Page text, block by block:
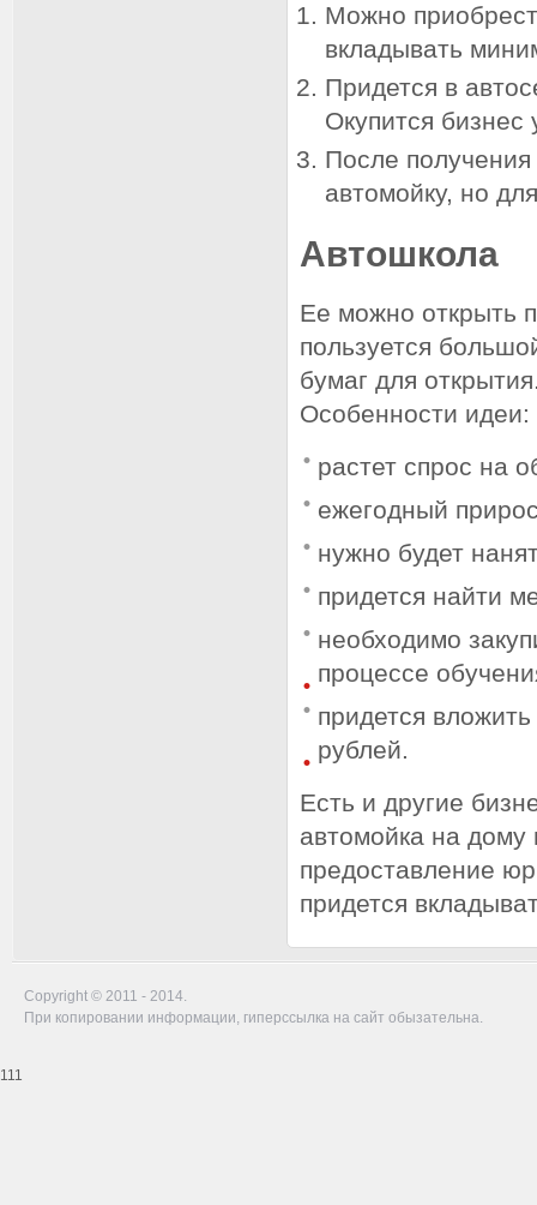
Можно
вкладывать
Придется в
Окупится бизнес
После
автомойку, но
Автошкола
Ее можно открыть
пользуется
бумаг для
Особенности идеи:
растет спрос на
ежегодный
нужно будет
придется найти
необходимо
процессе
придется
рублей.
Есть и другие
автомойка на
предоставление
придется
Copyright © 2011 - 2014.
При копировании информации, гиперссылка на сайт обызательна.
111